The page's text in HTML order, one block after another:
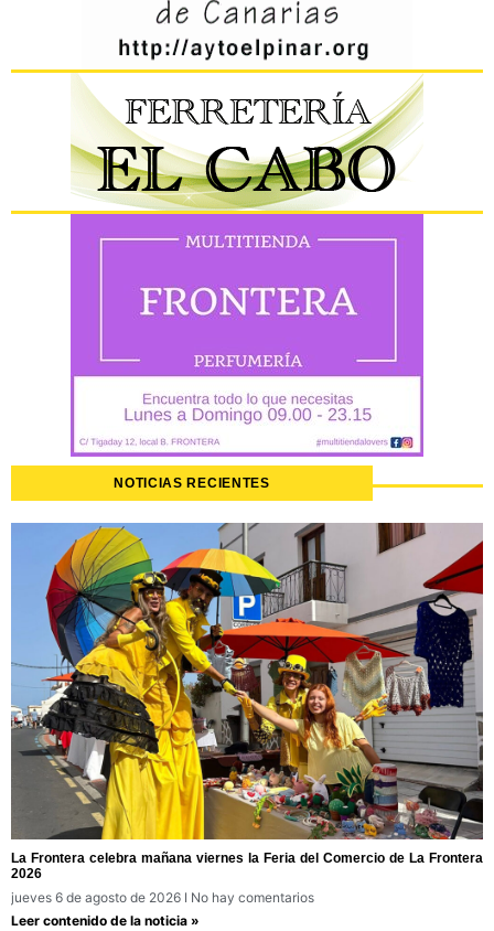
NOTICIAS RECIENTES
La Frontera celebra mañana viernes la Feria del Comercio de La Frontera
2026
jueves 6 de agosto de 2026
No hay comentarios
Leer contenido de la noticia »